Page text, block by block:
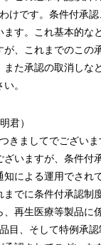
けです。条件付承
ます。これ基本的な
が、これまでのこの
また承認の取消しな
。
君）
きましてでござい
ざいますが、条件付
による運用でされ
までに条件付承認制
、再生医療等製品に
目、そして特例承